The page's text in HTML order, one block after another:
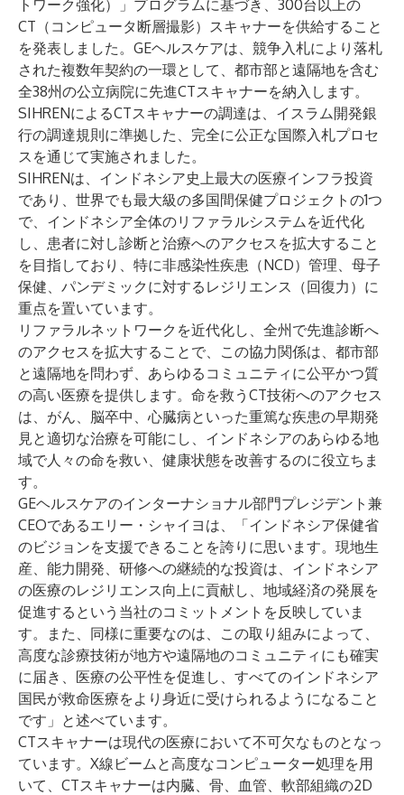
トワーク強化）」プログラムに基づき、300台以上の
CT（コンピュータ断層撮影）スキャナーを供給すること
を発表しました。GEヘルスケアは、競争入札により落札
された複数年契約の一環として、都市部と遠隔地を含む
全38州の公立病院に先進CTスキャナーを納入します。
SIHRENによるCTスキャナーの調達は、イスラム開発銀
行の調達規則に準拠した、完全に公正な国際入札プロセ
スを通じて実施されました。
SIHRENは、インドネシア史上最大の医療インフラ投資
であり、世界でも最大級の多国間保健プロジェクトの1つ
で、インドネシア全体のリファラルシステムを近代化
し、患者に対し診断と治療へのアクセスを拡大すること
を目指しており、特に非感染性疾患（NCD）管理、母子
保健、パンデミックに対するレジリエンス（回復力）に
重点を置いています。
リファラルネットワークを近代化し、全州で先進診断へ
のアクセスを拡大することで、この協力関係は、都市部
と遠隔地を問わず、あらゆるコミュニティに公平かつ質
の高い医療を提供します。命を救うCT技術へのアクセス
は、がん、脳卒中、心臓病といった重篤な疾患の早期発
見と適切な治療を可能にし、インドネシアのあらゆる地
域で人々の命を救い、健康状態を改善するのに役立ちま
す。
GEヘルスケアのインターナショナル部門プレジデント兼
CEOであるエリー・シャイヨは、「インドネシア保健省
のビジョンを支援できることを誇りに思います。現地生
産、能力開発、研修への継続的な投資は、インドネシア
の医療のレジリエンス向上に貢献し、地域経済の発展を
促進するという当社のコミットメントを反映していま
す。また、同様に重要なのは、この取り組みによって、
高度な診療技術が地方や遠隔地のコミュニティにも確実
に届き、医療の公平性を促進し、すべてのインドネシア
国民が救命医療をより身近に受けられるようになること
です」と述べています。
CTスキャナーは現代の医療において不可欠なものとなっ
ています。X線ビームと高度なコンピューター処理を用
いて、CTスキャナーは内臓、骨、血管、軟部組織の2D